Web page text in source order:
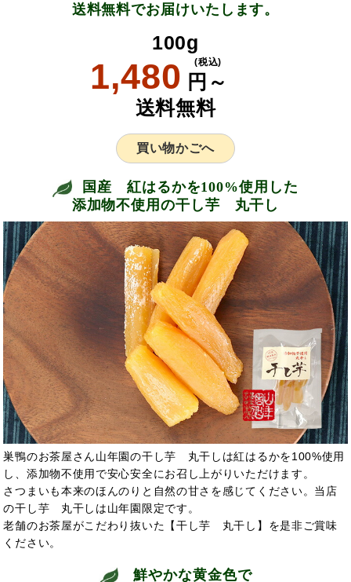
送料無料でお届けいたします。
100g
1,480 円～
(税込)
送料無料
買い物かごへ
国産 紅はるかを100%使用した
添加物不使用の干し芋 丸干し
巣鴨のお茶屋さん山年園の干し芋 丸干しは紅はるかを100%使用
し、添加物不使用で安心安全にお召し上がりいただけます。
さつまいも本来のほんのりと自然の甘さを感じてください。当店
の干し芋 丸干しは山年園限定です。
老舗のお茶屋がこだわり抜いた【干し芋 丸干し】を是非ご賞味
ください。
鮮やかな黄金色で